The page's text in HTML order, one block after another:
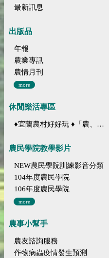
最新訊息
出版品
年報
農業專訊
農情月刊
more
休閒樂活專區
♦宜蘭農村好好玩 ♦「農、藝、山、水」四條遊程推薦
農民學院教學影片
NEW農民學院訓練影音分類
104年度農民學院
106年度農民學院
more
農事小幫手
農友諮詢服務
作物病蟲疫情發生預測